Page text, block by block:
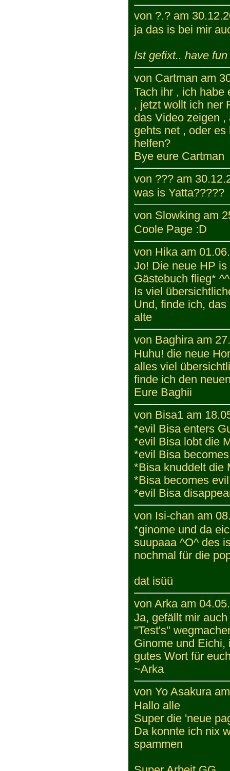
von ?.? am
ja das is bei mir
Ist gefixt.. have fun
von Cartman am
Tach ihr , ich habe
, jetzt wollt ich ner
das Video zeigen
gehts net , oder
helfen?
Bye eure Cartman
von ??? am
was is Yatta?????
von Slowking am
Coole Page :D
von Hika am
Jo! Die neue HP
Gästebuch flieg*
Is viel
Und, finde ich,
alte
von Baghira am
Huhu! die neue
alles viel
finde ich den
Eure Baghii
von Bisa1 am
*evil Bisa enters
*evil Bisa lobt die
*evil Bisa
*Bisa knuddelt die
*Bisa becomes
*evil Bisa
von Isi-chan am
*ginome und da
suupaaa ^O^ des
nochmal für die
dat isüü
von Arka am
Ja, gefällt mir
"Test's"
Ginome und Eichi,
gutes Wort für
~Arka
von Yo Asakura
Hallo alle
Super die 'neue
Da konnte ich nix
spammen